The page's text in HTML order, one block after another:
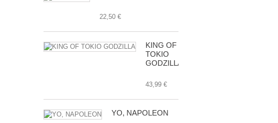
22,50 €
KING OF
TOKIO
GODZILLA
43,99 €
YO, NAPOLEON